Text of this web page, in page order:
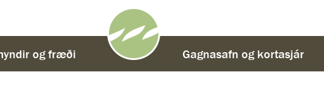
og fræði Gagnasafn og kortasjár